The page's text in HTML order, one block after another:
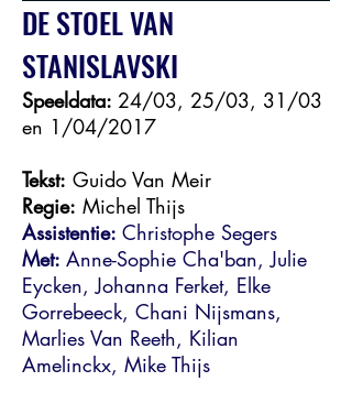
DE STOEL VAN
STANISLAVSKI
Speeldata: 24/03, 25/03, 31/03
en 1/04/2017
Tekst: Guido Van Meir
Regie: Michel Thijs
Assistentie: Christophe Segers
Met: Anne-Sophie Cha'ban, Julie
Eycken, Johanna Ferket, Elke
Gorrebeeck, Chani Nijsmans,
Marlies Van Reeth, Kilian
Amelinckx, Mike Thijs